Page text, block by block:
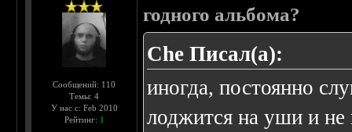
Сообщений: 110
Темы: 4
У нас с: Feb 2010
Рейтинг: 1
годного альбома?
Che Писал(а):
иногда, постоянно
лоджится на уши и не